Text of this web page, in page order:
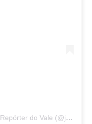
Uma publicação compartilhada por Repórter do Vale (@jornalreporterdovale)